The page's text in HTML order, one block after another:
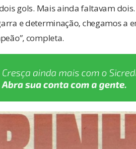
gols. Mais ainda faltavam
e determinação, chegamos a
completa.